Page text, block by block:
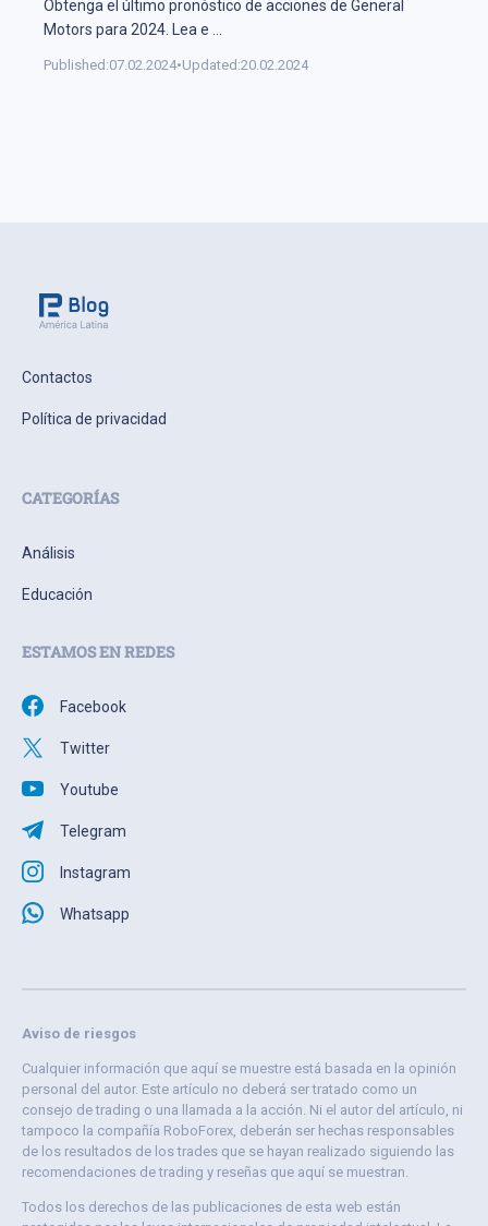
Obtenga el último pronóstico de acciones de General
Motors para 2024. Lea e
Published:07.02.2024•Updated:20.02.2024
Contactos
Política de privacidad
CATEGORÍAS
Análisis
Educación
ESTAMOS EN REDES
Facebook
Twitter
Youtube
Telegram
Instagram
Whatsapp
Aviso de riesgos
Cualquier información que aquí se muestre está basada en la opinión
personal del autor. Este artículo no deberá ser tratado como un
consejo de trading o una llamada a la acción. Ni el autor del artículo, ni
tampoco la compañía RoboForex, deberán ser hechas responsables
de los resultados de los trades que se hayan realizado siguiendo las
recomendaciones de trading y reseñas que aquí se muestran.
Todos los derechos de las publicaciones de esta web están